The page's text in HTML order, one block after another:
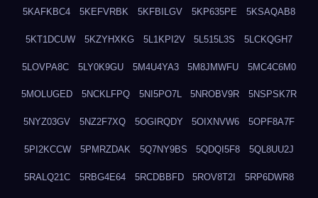
5KAFKBC4 5KEFVRBK 5KFBILGV 5KP635PE 5KSAQAB8
5KT1DCUW 5KZYHXKG 5L1KPI2V 5L515L3S 5LCKQGH7
5LOVPA8C 5LY0K9GU 5M4U4YA3 5M8JMWFU 5MC4C6M0
5MOLUGED 5NCKLFPQ 5NI5PO7L 5NROBV9R 5NSPSK7R
5NYZ03GV 5NZ2F7XQ 5OGIRQDY 5OIXNVW6 5OPF8A7F
5PI2KCCW 5PMRZDAK 5Q7NY9BS 5QDQI5F8 5QL8UU2J
5RALQ21C 5RBG4E64 5RCDBBFD 5ROV8T2I 5RP6DWR8